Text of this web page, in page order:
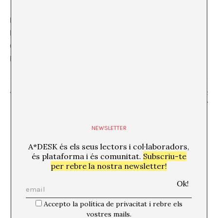
RECINTE
La Caldera
C/ Eugeni d’Ors, 12, 08028 Barcelona mapa
Barcelona
Jazz & Swing amb la Barcelona Jazz
NEWSLETTER
A*DESK és els seus lectors i col·laboradors,
és plataforma i és comunitat. Subscriu-te
per rebre la nostra newsletter!
Accepto la política de privacitat i rebre els
vostres mails.